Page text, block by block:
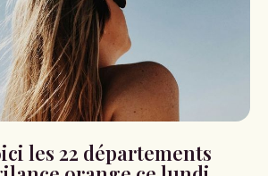
les 22 départements